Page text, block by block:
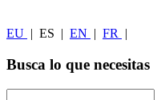
EU ES EN FR
Busca lo que necesitas